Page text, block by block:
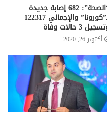
“الصحة”: 682 إصابة جديدة
بـ”كورونا” والإجمالي 122317
3 حالات وفاة
أكتوبر 26, 2020